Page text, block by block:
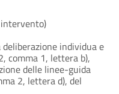
individua e
comma 1, lettera b),
delle linee-guida
2, lettera d), del